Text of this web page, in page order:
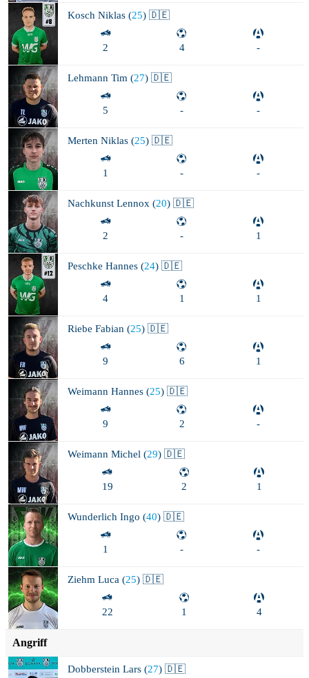
Kosch Niklas (25) 🇩🇪
2 4 -
Lehmann Tim (27) 🇩🇪
5 - -
Merten Niklas (25) 🇩🇪
1 - -
Nachkunst Lennox (20) 🇩🇪
2 - 1
Peschke Hannes (24) 🇩🇪
4 1 1
Riebe Fabian (25) 🇩🇪
9 6 1
Weimann Hannes (25) 🇩🇪
9 2 -
Weimann Michel (29) 🇩🇪
19 2 1
Wunderlich Ingo (40) 🇩🇪
1 - -
Ziehm Luca (25) 🇩🇪
22 1 4
Angriff
Dobberstein Lars (27) 🇩🇪